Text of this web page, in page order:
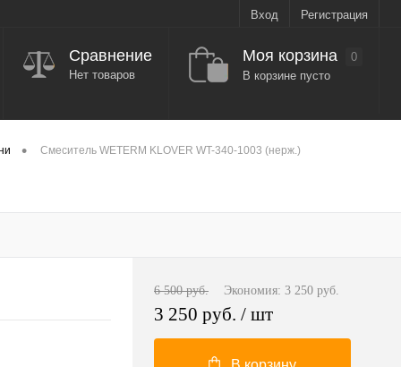
Вход Регистрация
Сравнение
Нет товаров
Моя корзина
0
В корзине пусто
• Смеситель WETERM KLOVER WT-340-1003 (нерж.)
6 500 руб. Экономия: 3 250 руб.
3 250 руб. / шт